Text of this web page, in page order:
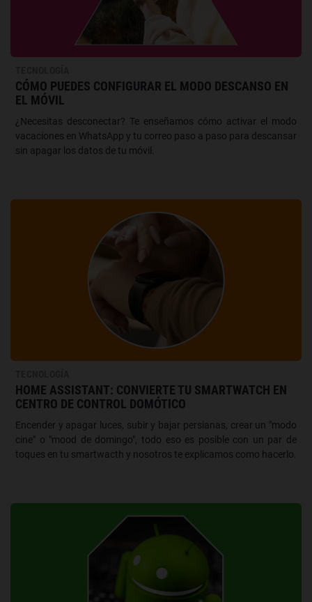
CÓMO PUEDES CONFIGURAR EL MODO DESCANSO EN
EL MÓVIL
¿Necesitas desconectar? Te enseñamos cómo activar el modo
vacaciones en WhatsApp y tu correo paso a paso para descansar
sin apagar los datos de tu móvil.
HOME ASSISTANT: CONVIERTE TU SMARTWATCH EN
CENTRO DE CONTROL DOMÓTICO
Encender y apagar luces, subir y bajar persianas, crear un "modo
cine" o "mood de domingo", todo eso es posible con un par de
toques en tu smartwacth y nosotros te explicamos como hacerlo.